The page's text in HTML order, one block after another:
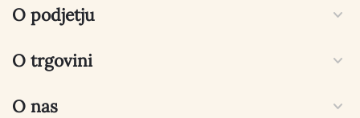
O podjetju
O trgovini
O nas